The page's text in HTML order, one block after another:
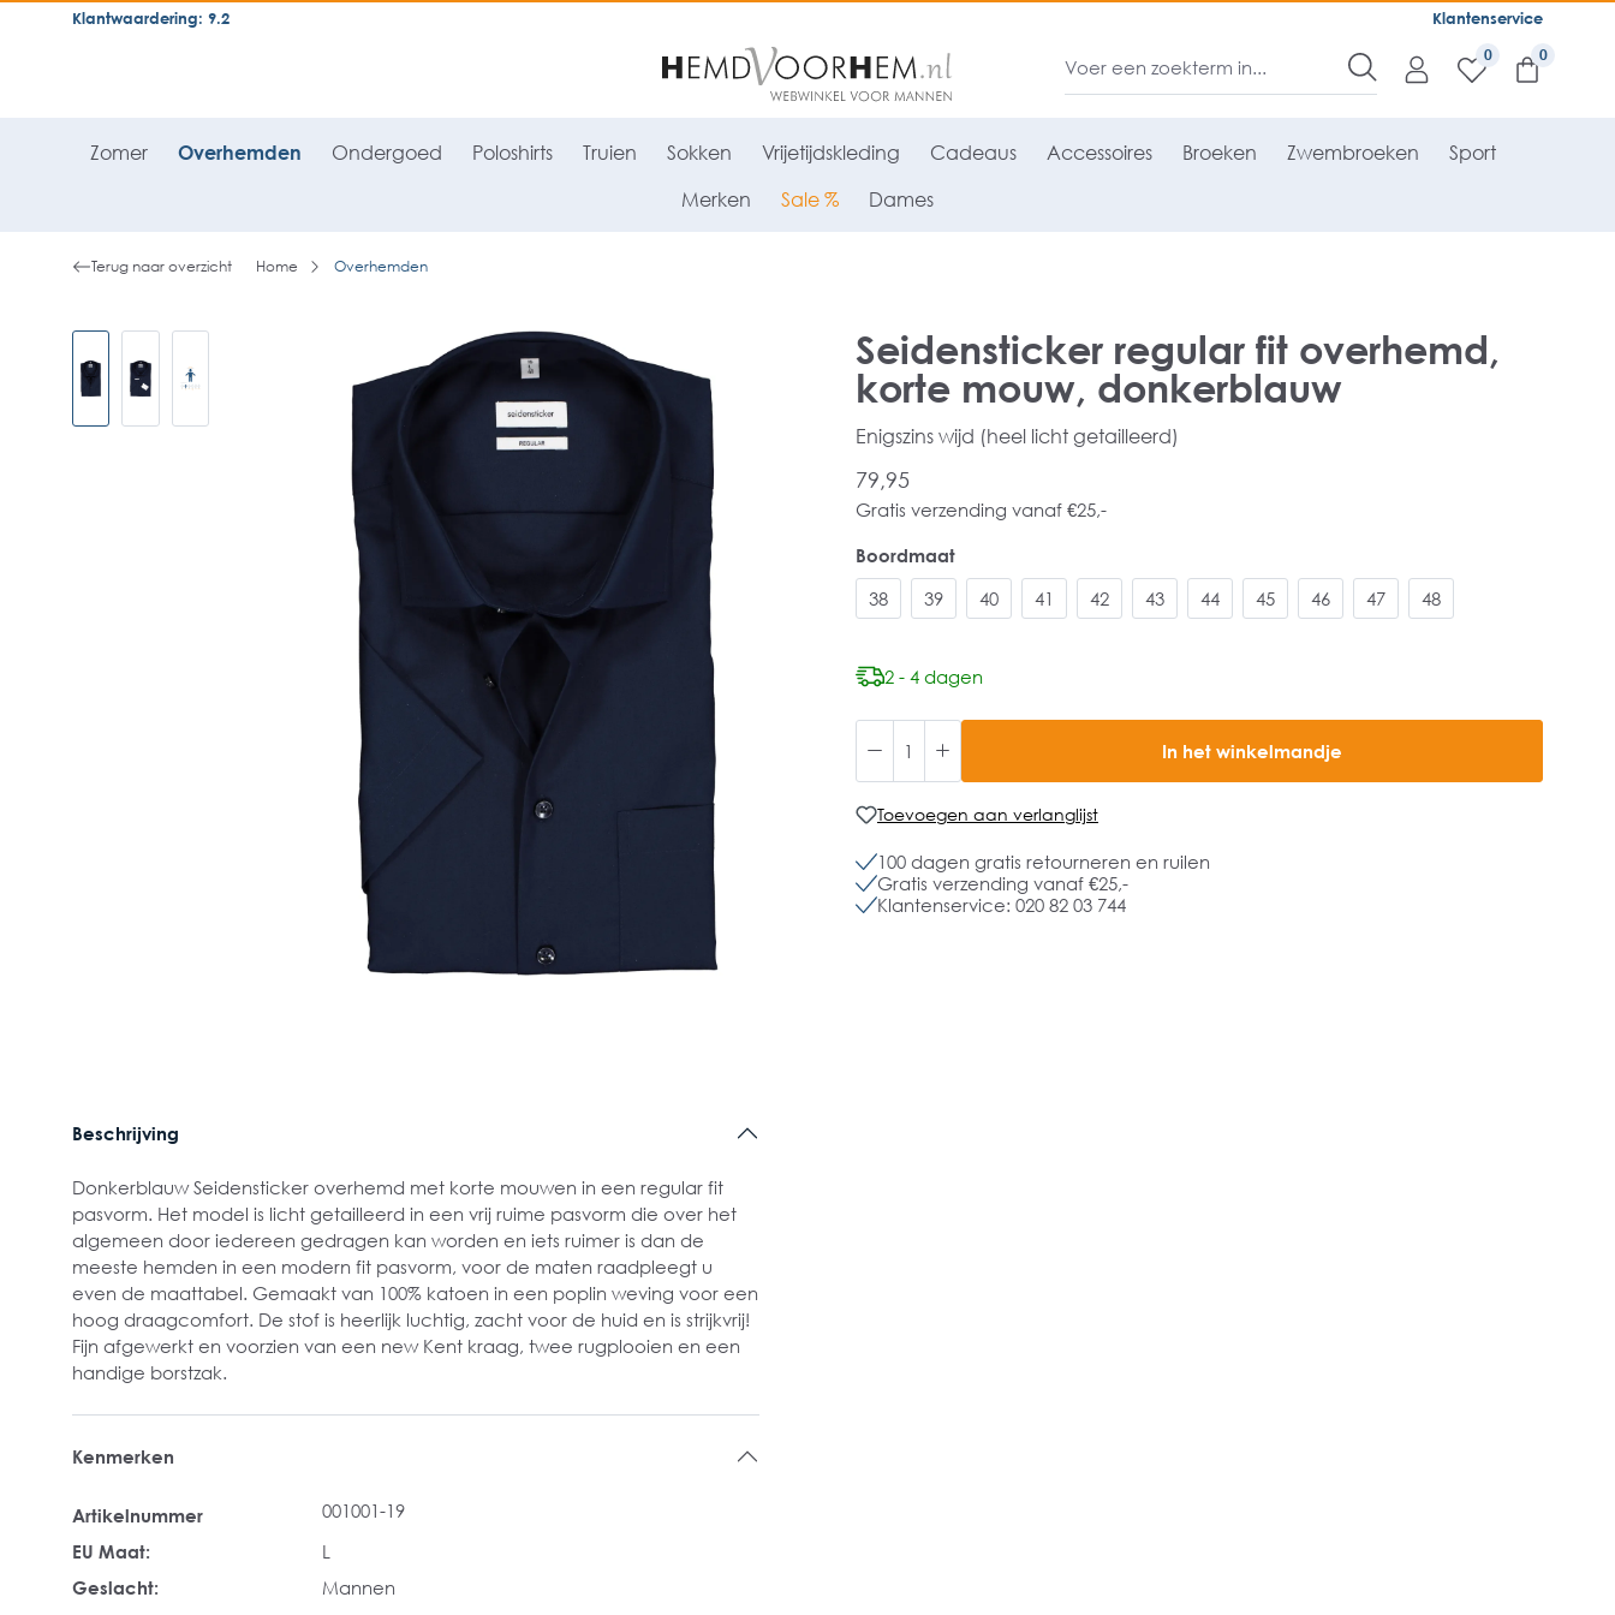
general.skipToNavigation Klantenservice
Klantwaardering: 9.2
0
Zomer Overhemden Ondergoed Poloshirts Truien Sokken Vrijetijdskleding Cadeaus Accessoires Broeken Zwembroeken Sport
Merken Sale % Dames
Terug naar overzicht Home Overhemden
Seidensticker regular fit overhemd,
korte mouw, donkerblauw
Enigszins wijd (heel licht getailleerd)
79,95
Gratis verzending vanaf €25,-
Boordmaat
38
39 40 41 42 43 44 45 46 47 48
2 - 4 dagen
In het winkelmandje
Toevoegen aan verlanglijst
100 dagen gratis retourneren en ruilen
Gratis verzending vanaf €25,-
Klantenservice: 020 82 03 744
Beschrijving
Donkerblauw Seidensticker overhemd met korte mouwen in een regular fit
pasvorm. Het model is licht getailleerd in een vrij ruime pasvorm die over het
algemeen door iedereen gedragen kan worden en iets ruimer is dan de
meeste hemden in een modern fit pasvorm, voor de maten raadpleegt u
even de maattabel. Gemaakt van 100% katoen in een poplin weving voor een
hoog draagcomfort. De stof is heerlijk luchtig, zacht voor de huid en is strijkvrij!
Fijn afgewerkt en voorzien van een new Kent kraag, twee rugplooien en een
handige borstzak.
Kenmerken
Artikelnummer
001001-19
EU Maat:
L
Geslacht:
Mannen